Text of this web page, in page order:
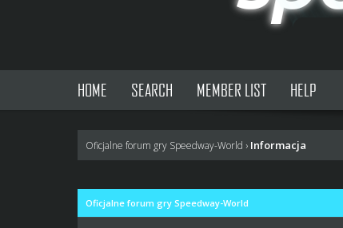
HOME SEARCH MEMBER LIST HELP
Oficjalne forum gry Speedway-World › Informacja
Oficjalne forum gry Speedway-World